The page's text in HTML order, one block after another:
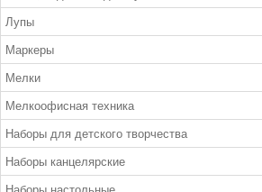
Лупы
Маркеры
Мелки
Мелкоофисная техника
Наборы для детского творчества
Наборы канцелярские